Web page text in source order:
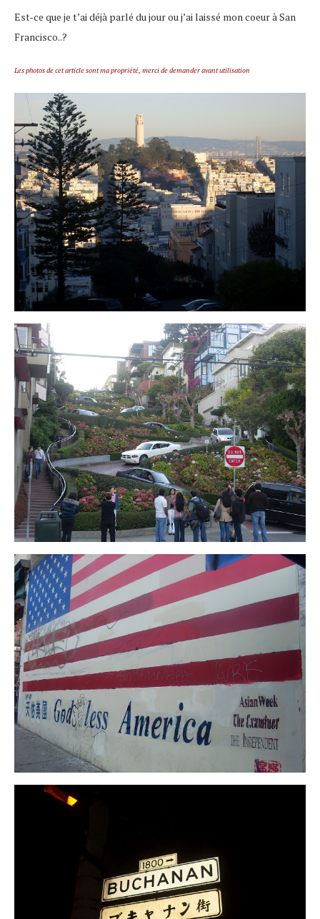
Est-ce que je t’ai déjà parlé du jour ou j’ai laissé mon coeur à San
Francisco..?
Les photos de cet article sont ma propriété, merci de demander avant utilisation